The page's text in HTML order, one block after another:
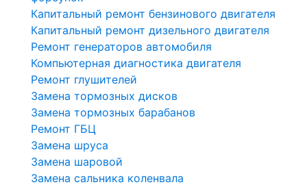
Капитальный ремонт бензинового двигателя
Капитальный ремонт дизельного двигателя
Ремонт генераторов автомобиля
Компьютерная диагностика двигателя
Ремонт глушителей
Замена тормозных дисков
Замена тормозных барабанов
Ремонт ГБЦ
Замена шруса
Замена шаровой
Замена сальника коленвала